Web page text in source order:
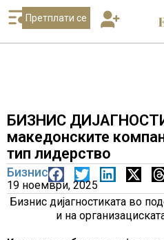
Претплати се
БИЗНИС
македонските
тип лидерство
Бизнис
19 ноември, 2025
Бизнис дијагностиката во
и на